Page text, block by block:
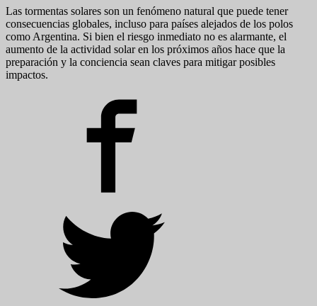
Las tormentas solares son un fenómeno natural que puede tener
consecuencias globales, incluso para países alejados de los polos
como Argentina. Si bien el riesgo inmediato no es alarmante, el
aumento de la actividad solar en los próximos años hace que la
preparación y la conciencia sean claves para mitigar posibles
impactos.